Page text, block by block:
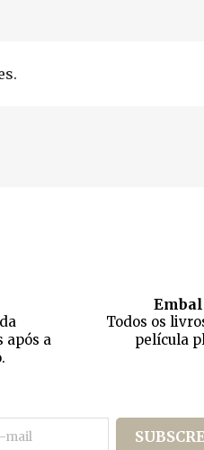
após a
Todos os
película